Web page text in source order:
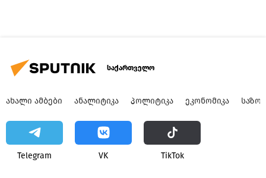
საქართველო
ᲐᲮᲐᲚᲘ ᲐᲛᲑᲔᲑᲘ ᲐᲜᲐᲚᲘᲢᲘᲙᲐ ᲞᲝᲚᲘᲢᲘᲙᲐ ᲔᲙᲝᲜᲝᲛᲘᲙᲐ
Telegram VK ТikТоk